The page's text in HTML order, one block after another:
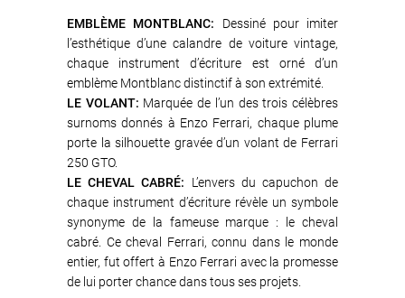
EMBLÈME MONTBLANC: Dessiné pour imiter
l’esthétique d’une calandre de voiture vintage,
chaque instrument d’écriture est orné d’un
emblème Montblanc distinctif à son extrémité.
LE VOLANT: Marquée de l’un des trois célèbres
surnoms donnés à Enzo Ferrari, chaque plume
porte la silhouette gravée d’un volant de Ferrari
250 GTO.
LE CHEVAL CABRÉ: L’envers du capuchon de
chaque instrument d’écriture révèle un symbole
synonyme de la fameuse marque : le cheval
cabré. Ce cheval Ferrari, connu dans le monde
entier, fut offert à Enzo Ferrari avec la promesse
de lui porter chance dans tous ses projets.